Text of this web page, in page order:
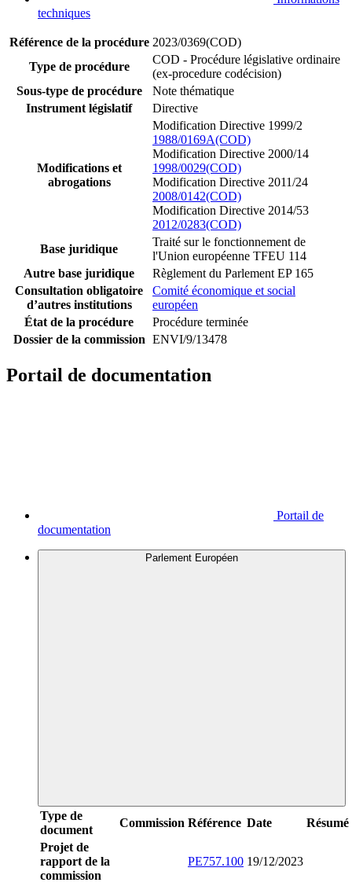
techniques
Référence de la procédure 2023/0369(COD)
Type de procédure
COD - Procédure législative ordinaire
(ex-procedure codécision)
Sous-type de procédure
Note thématique
Instrument législatif
Directive
Modifications et
abrogations
Modification Directive 1999/2
1988/0169A(COD)
Modification Directive 2000/14
1998/0029(COD)
Modification Directive 2011/24
2008/0142(COD)
Modification Directive 2014/53
2012/0283(COD)
Base juridique
Traité sur le fonctionnement de
l'Union européenne TFEU 114
Autre base juridique
Règlement du Parlement EP 165
Consultation obligatoire
d’autres institutions
Comité économique et social
européen
État de la procédure
Procédure terminée
Dossier de la commission ENVI/9/13478
Portail de documentation
Portail de
documentation
Parlement Européen
Type de
document
Commission Référence Date
Résumé
Projet de
rapport de la
commission
PE757.100 19/12/2023